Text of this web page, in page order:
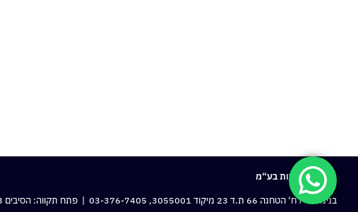
חרמון מעבדות בע“מ
בנימינה: רח‘ הטחנה 66 ת.ד 23 מיקוד 3055001,
03-376-7405 | פתח תקווה: הסיבים 43